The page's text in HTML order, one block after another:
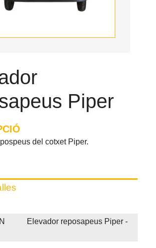
Piper
del cotxet Piper.
Elevador reposapeus Piper -